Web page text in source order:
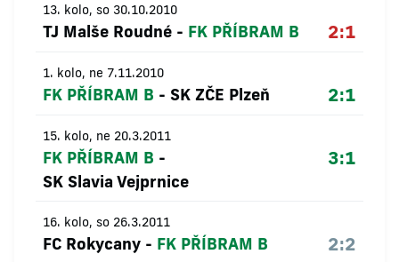
13. kolo, so 30.10.2010
TJ Malše Roudné - FK PŘÍBRAM B 2:1
1. kolo, ne 7.11.2010
FK PŘÍBRAM B - SK ZČE Plzeň 2:1
15. kolo, ne 20.3.2011
FK PŘÍBRAM B -
SK Slavia Vejprnice
3:1
16. kolo, so 26.3.2011
FC Rokycany - FK PŘÍBRAM B 2:2